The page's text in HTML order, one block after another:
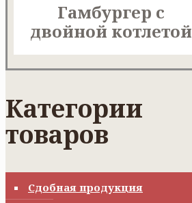
Гамбургер с
двойной котлетой
Категории
товаров
Сдобная продукция